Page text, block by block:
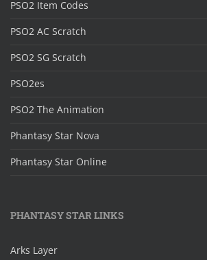
PSO2 Item Codes
PSO2 AC Scratch
PSO2 SG Scratch
PSO2es
PSO2 The Animation
Phantasy Star Nova
Phantasy Star Online
PHANTASY STAR LINKS
Arks Layer